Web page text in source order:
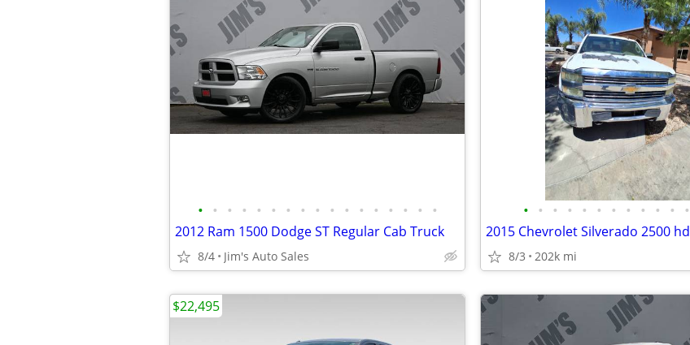
• • • • • • • • • • • • • • • • •
2012 Ram 1500 Dodge ST Regular Cab Truck
8/4 Jim's Auto Sales
• • • • • • • • • • • •
2015 Chevrolet Silverado 2500 hd
8/3 202k mi
$22,495